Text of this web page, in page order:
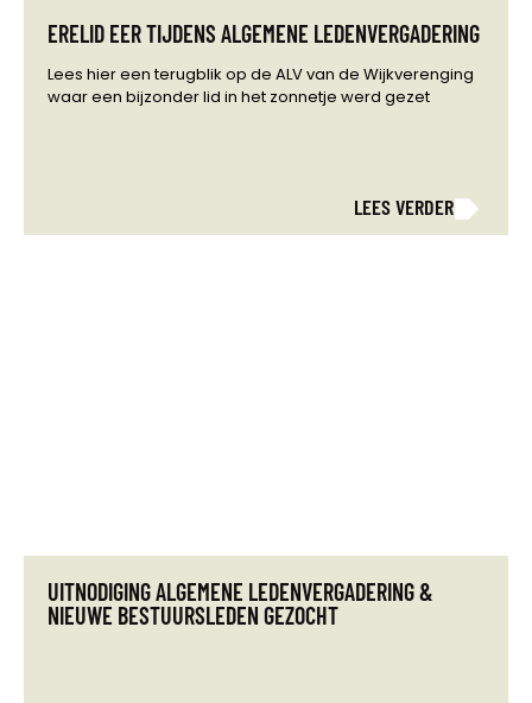
ERELID EER TIJDENS ALGEMENE LEDENVERGADERING
Lees hier een terugblik op de ALV van de Wijkverenging
waar een bijzonder lid in het zonnetje werd gezet
LEES VERDER
UITNODIGING ALGEMENE LEDENVERGADERING &
NIEUWE BESTUURSLEDEN GEZOCHT